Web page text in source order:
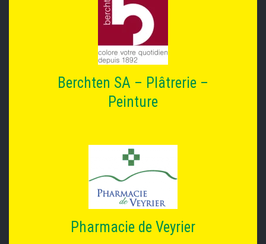
Berchten SA – Plâtrerie –
Peinture
Pharmacie de Veyrier